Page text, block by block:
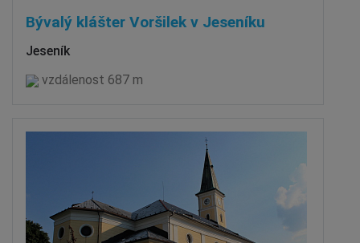
Bývalý klášter Voršilek v Jeseníku
Jeseník
vzdálenost 687 m